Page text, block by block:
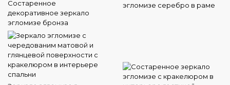
Состаренное
декоративное зеркало
эгломизе бронза
эгломизе серебро в раме